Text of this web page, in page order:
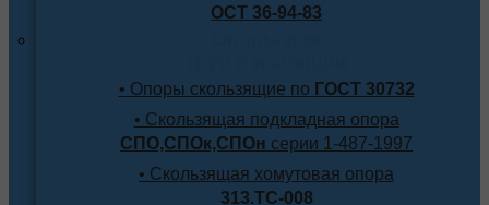
ОСТ 36-94-83
• Опоры скользящие по ГОСТ 30732
• Скользящая подкладная опора
СПО,СПОк,СПОн серии 1-487-1997
• Скользящая хомутовая опора
313.ТС-008